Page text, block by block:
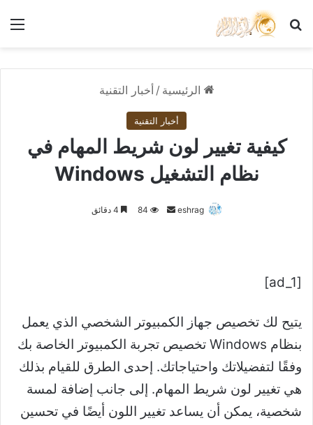
بحث عن
الرئيسية / أخبار التقنية
أخبار التقنية
كيفية تغيير لون شريط المهام في
نظام التشغيل Windows
eshrag
أرسل 84
[ad_1]
يتيح لك تخصيص جهاز الكمبيوتر الشخصي الذي يعمل
بنظام Windows تخصيص تجربة الكمبيوتر الخاصة بك
وفقًا لتفضيلاتك واحتياجاتك. إحدى الطرق للقيام بذلك
هي تغيير لون شريط المهام. إلى جانب إضافة لمسة
شخصية، يمكن أن يساعد تغيير اللون أيضًا في تحسين